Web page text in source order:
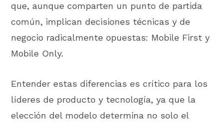
que, aunque comparten un punto de partida
común, implican decisiones técnicas y de
negocio radicalmente opuestas: Mobile First y
Mobile Only.
Entender estas diferencias es crítico para los
líderes de producto y tecnología, ya que la
elección del modelo determina no solo el